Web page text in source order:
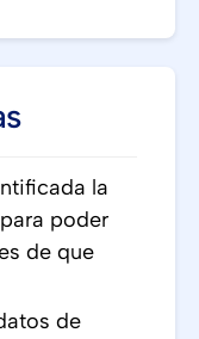
la
poder
de que
de